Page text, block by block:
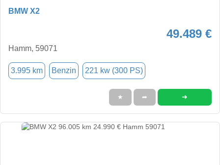
BMW X2
49.489 €
Hamm, 59071
3.995 km Benzin 221 kw (300 PS)
★ ➦ ➜